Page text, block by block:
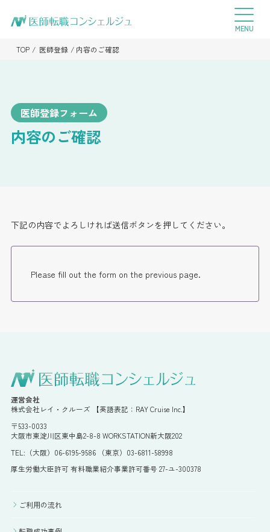
TOP 医師登録 内容のご確認
医師登録フォーム
内容のご確認
下記の内容でよろしければ送信ボタンを押してください。
Please fill out the form on the previous page.
運営会社
株式会社レイ・クルーズ 【英語表記：RAY Cruise Inc.】
〒533-0033
大阪市東淀川区東中島2-8-8 WORKSTATION新大阪202
TEL:（大阪）06-6195-9586 （東京）03-6811-58998
厚生労働大臣許可 有料職業紹介事業許可番号 27-ユ-300378
ご利用の流れ